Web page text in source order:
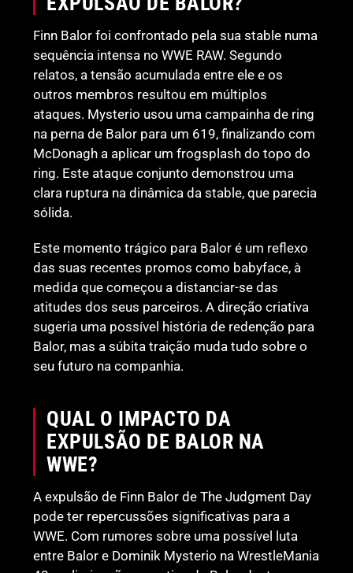
Finn Balor foi confrontado pela sua stable numa
sequência intensa no WWE RAW. Segundo
relatos, a tensão acumulada entre ele e os
outros membros resultou em múltiplos
ataques. Mysterio usou uma campainha de ring
na perna de Balor para um 619, finalizando com
McDonagh a aplicar um frogsplash do topo do
ring. Este ataque conjunto demonstrou uma
clara ruptura na dinâmica da stable, que parecia
sólida.
Este momento trágico para Balor é um reflexo
das suas recentes promos como babyface, à
medida que começou a distanciar-se das
atitudes dos seus parceiros. A direção criativa
sugeria uma possível história de redenção para
Balor, mas a súbita traição muda tudo sobre o
seu futuro na companhia.
QUAL O IMPACTO DA
EXPULSÃO DE BALOR NA
WWE?
A expulsão de Finn Balor de The Judgment Day
pode ter repercussões significativas para a
WWE. Com rumores sobre uma possível luta
entre Balor e Dominik Mysterio na WrestleMania